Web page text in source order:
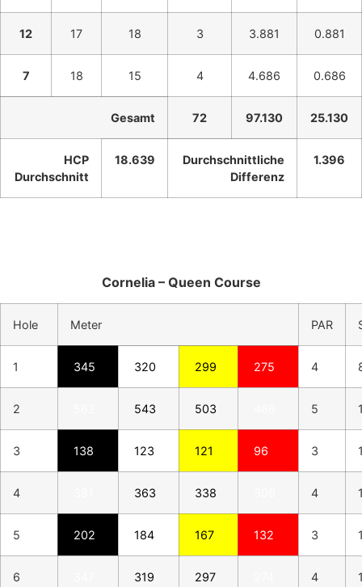
12 17 18 3 3.881 0.881
7 18 15 4 4.686 0.686
Gesamt 72 97.130 25.130
HCP
Durchschnitt
18.639
Durchschnittliche
Differenz
1.396
Cornelia – Queen Course
Hole Meter PAR
1 345 320 299 275 4
2 543 503 5
3 138 123 121 96 3
4 363 338 4
5 202 184 167 132 3
6 319 297 4